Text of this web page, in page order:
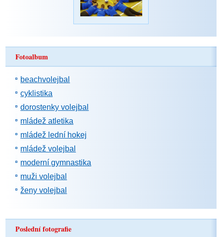
Fotoalbum
beachvolejbal
cyklistika
dorostenky volejbal
mládež atletika
mládež lední hokej
mládež volejbal
moderní gymnastika
muži volejbal
ženy volejbal
Poslední fotografie